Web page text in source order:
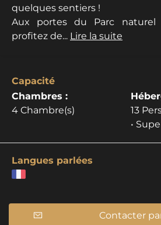
quelques sentiers !
Aux portes du Parc naturel
profitez de... Lire la suite
Capacité
Chambres :
4 Chambre(s)
13
•
Langues parlées
Contacter